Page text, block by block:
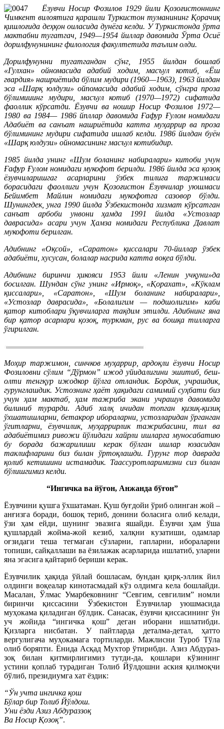
Ёзувчи Носир Фозилов 1929 йили Қозоғистоннинг
Чимкент вилоятига қарашли Туркистон туманининг Қорачиқ
қишлоғида деҳқон оиласида дунёга келди. У Туркистонда ўрта
мактабни тугатгач, 1949—1954 йиллар давомида Ўрта Осиё
дорилфунунининг филология факултетида таълим олди.
Дорилфунунни тугатгандан сўнг, 1955 йилдан бошлаб
«Гулхан» ойномасида адабий ходим, масъул котиб, «Ёш
гвардия» нашриётида бўлим мудири (1960—1963), 1963 йилдан
эса «Шарқ юлдузи» ойпомасида адабий ходим, сўнгра проза
бўлимииинг мудири, масъул котиб (1970—1972) сифатида
фаоллик кўрсатди. Ёзувчи ва ношир Носир Фозилов 1972—
1980 ва 1984— 1986 йпллар давомида Ғафур Ғулом номидаги
Адабиёт ва санъат нашриётида катта муҳаррир ва проза
бўлимининг мудири сифатида ишлаб келди. 1986 йилдан буён
«Шарқ юлдузи» ойномасининг масъул котибидир.
1985 йилда унинг «Шум боланинг набиралари» китоби учун
Ғафур Ғулом номидаги мукофот берилди. 1986 йилда эса қозоқ
ёзувчиларишгаг асарларини ўзбек тилига таржимаси
борасидаги фаоллиги учун Қозоғистон Ёзувчилар уюшмаси
Бейимбет Майлин номидаги мукофотга сазовор бўлди.
Шунингдек, унга 1990 йилда Ўзбекистонда хизмат кўрсатган
санъат арбоби унвони ҳамда 1991 йилда «Устозлар
даврасида» асари учун Ҳамза номидаги Республика Давлат
мукофоти берилган.
Адибнинг «Оқсой», «Саратон» қиссалари 70-йиллар ўзбек
адабиёти, хусусан, болалар насрида катта воқеа бўлди.
Адибнинг биринчи ҳикояси 1953 йили «Ленин учқуни»да
босилган. Шундан сўнг унинг «Ирмоқ», «Қорахат», «Кўклам
қиссалари», «Саратон», «Шум боланинг набиралари»,
«Устозлар даврасида», «Болалигим — подшолигим» каби
қатор китоблари ўқувчиларга тақдим этилди. Адибнинг яна
бир қатор асарлари қозоқ, туркман, рус ва бошқа тилларга
ўгирилган.
Моҳир таржимон, синчков муҳаррир, ардоқли ёзувчи Носир
Фозиловни сўлим “Дўрмон” ижод уйидалигини эшитиб, беш-
олти тенгқур ижодкор йўлга отландик. Бордик, учрашдик,
гурунглашдик. Устознинг ҳаёт ҳақидаги самимий суҳбати биз
учун ҳам мактаб, ҳам тажриба экани учрашув давомида
билиниб турарди. Адиб халқ ичидан топган қизиқ-қизиқ
ўхшатиш­ларни, бетакрор ибораларни, устозларидан ўрганган
ўгитларни, ёзувчилик, муҳаррирлик тажрибасини, тил ва
адабиётимиз ривожи йўлидаги хайрли ишларга муносабатию
бу борада бажарилиши керак бўлган ишлар юзасидан
таклифларини биз билан ўртоқлашди. Гурунг тор даврада
қолиб кетишини истамадик. Таассуротларимизни сиз билан
бўлишгимиз келди.
“Ингичка ва йўғон, Анжанда бўғон”
Ёзувчини қушга ўхшатаман. Қуш буғдойи ўриб олинган жой –
анғизга боради, бошоқ териб, донини боласига олиб келади,
ўзи ҳам ейди, шунинг эвазига яшайди. Ёзувчи ҳам ўша
қушлардай жойма-жой кезиб, халқни кузатиши, одамлар
оғзидаги теша тегмаган сўзларни, гапларни, ибораларни
топиши, сайқаллаши ва ёзилажак асарларида ишлатиб, уларни
яна эгасига қайтариб бериши керак.
Ёзувчилик ҳақида ўйлай бошласам, бундан қирқ-эллик йил
олдинги воқеалар кинотасмадай кўз олдимга кела бошлайди.
Масалан, Ўлмас Умарбековнинг “Севгим, севгилим” номли
биринчи қиссасини Ўзбекистон Ёзувчилар уюшмасида
муҳокама қиладиган бўлдик. Санасак, ёзувчи қиссасининг ўн
уч жойида “ингичка қош” деган иборани ишлатибди.
Қизларга нисбатан. У пайтларда деталма-детал, ҳатто
вергулигача муҳокамага тортиларди. Мажлисни Туроб Тўла
олиб боряпти. Ёнида Асқад Мухтор ўтирибди. Азиз Абдураз­
зоқ билан қитмирлигимиз тутди-да, қошлари кўзининг
устини қоплаб турадиган Толиб Йўлдошни аския қилмоқчи
бўлиб, президиумга хат ёздик:
“Ўн учта ингичка қош
Бўлар бир Толиб Йўлдош.
Уни ёзди Азиз Абдураззоқ
Ва Носир Қозоқ”.